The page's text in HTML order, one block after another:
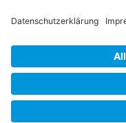
3310 11 12
26